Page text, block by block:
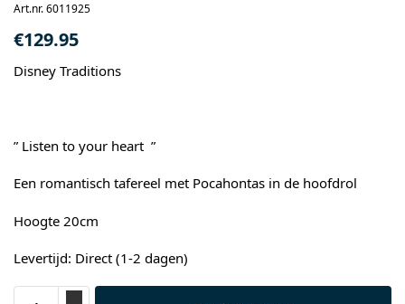
Art.nr. 6011925
€129.95
Disney Traditions
” Listen to your heart ”
Een romantisch tafereel met Pocahontas in de hoofdrol
Hoogte 20cm
Levertijd: Direct (1-2 dagen)